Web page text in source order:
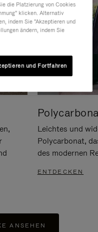
Leichtes und
Polycarbonat,
des modernen
ENTDECKEN
ANSEHEN
die Platzierung von Cookies
klicken. Alternativ
indem Sie "Akzeptieren und
ändern, indem Sie
und Fortfahren